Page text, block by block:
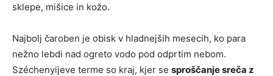
sklepe, mišice in kožo.
Najbolj čaroben je obisk v hladnejših mesecih, ko para
nežno lebdi nad ogreto vodo pod odprtim nebom.
Széchenyijeve terme so kraj, kjer se sproščanje sreča z